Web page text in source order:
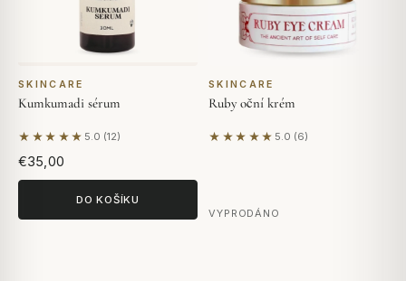
SKINCARE
Kumkumadi sérum
★★★★★ 5.0 (12)
Na základě 12 hodnocení
€35,00
DO KOŠÍKU
SKINCARE
Ruby oční krém
★★★★★ 5.0 (6)
Na základě 6 hodnocení
VYPRODÁNO